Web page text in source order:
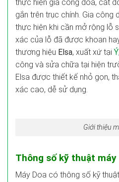
thực hiện gia công doa, cắt
gắn trên trục chính. Gia
thực hiện khi cần mở rộng lỗ
xác của lỗ đã được khoan
thương hiệu Elsa, xuất xứ tại Ý
công và sửa chữa tại hiện
Elsa được thiết kế nhỏ gọn,
xác cao, dễ sử dụng.
Giới thiệu
Thông số kỹ thuật máy
Máy Doa có thông số kỹ